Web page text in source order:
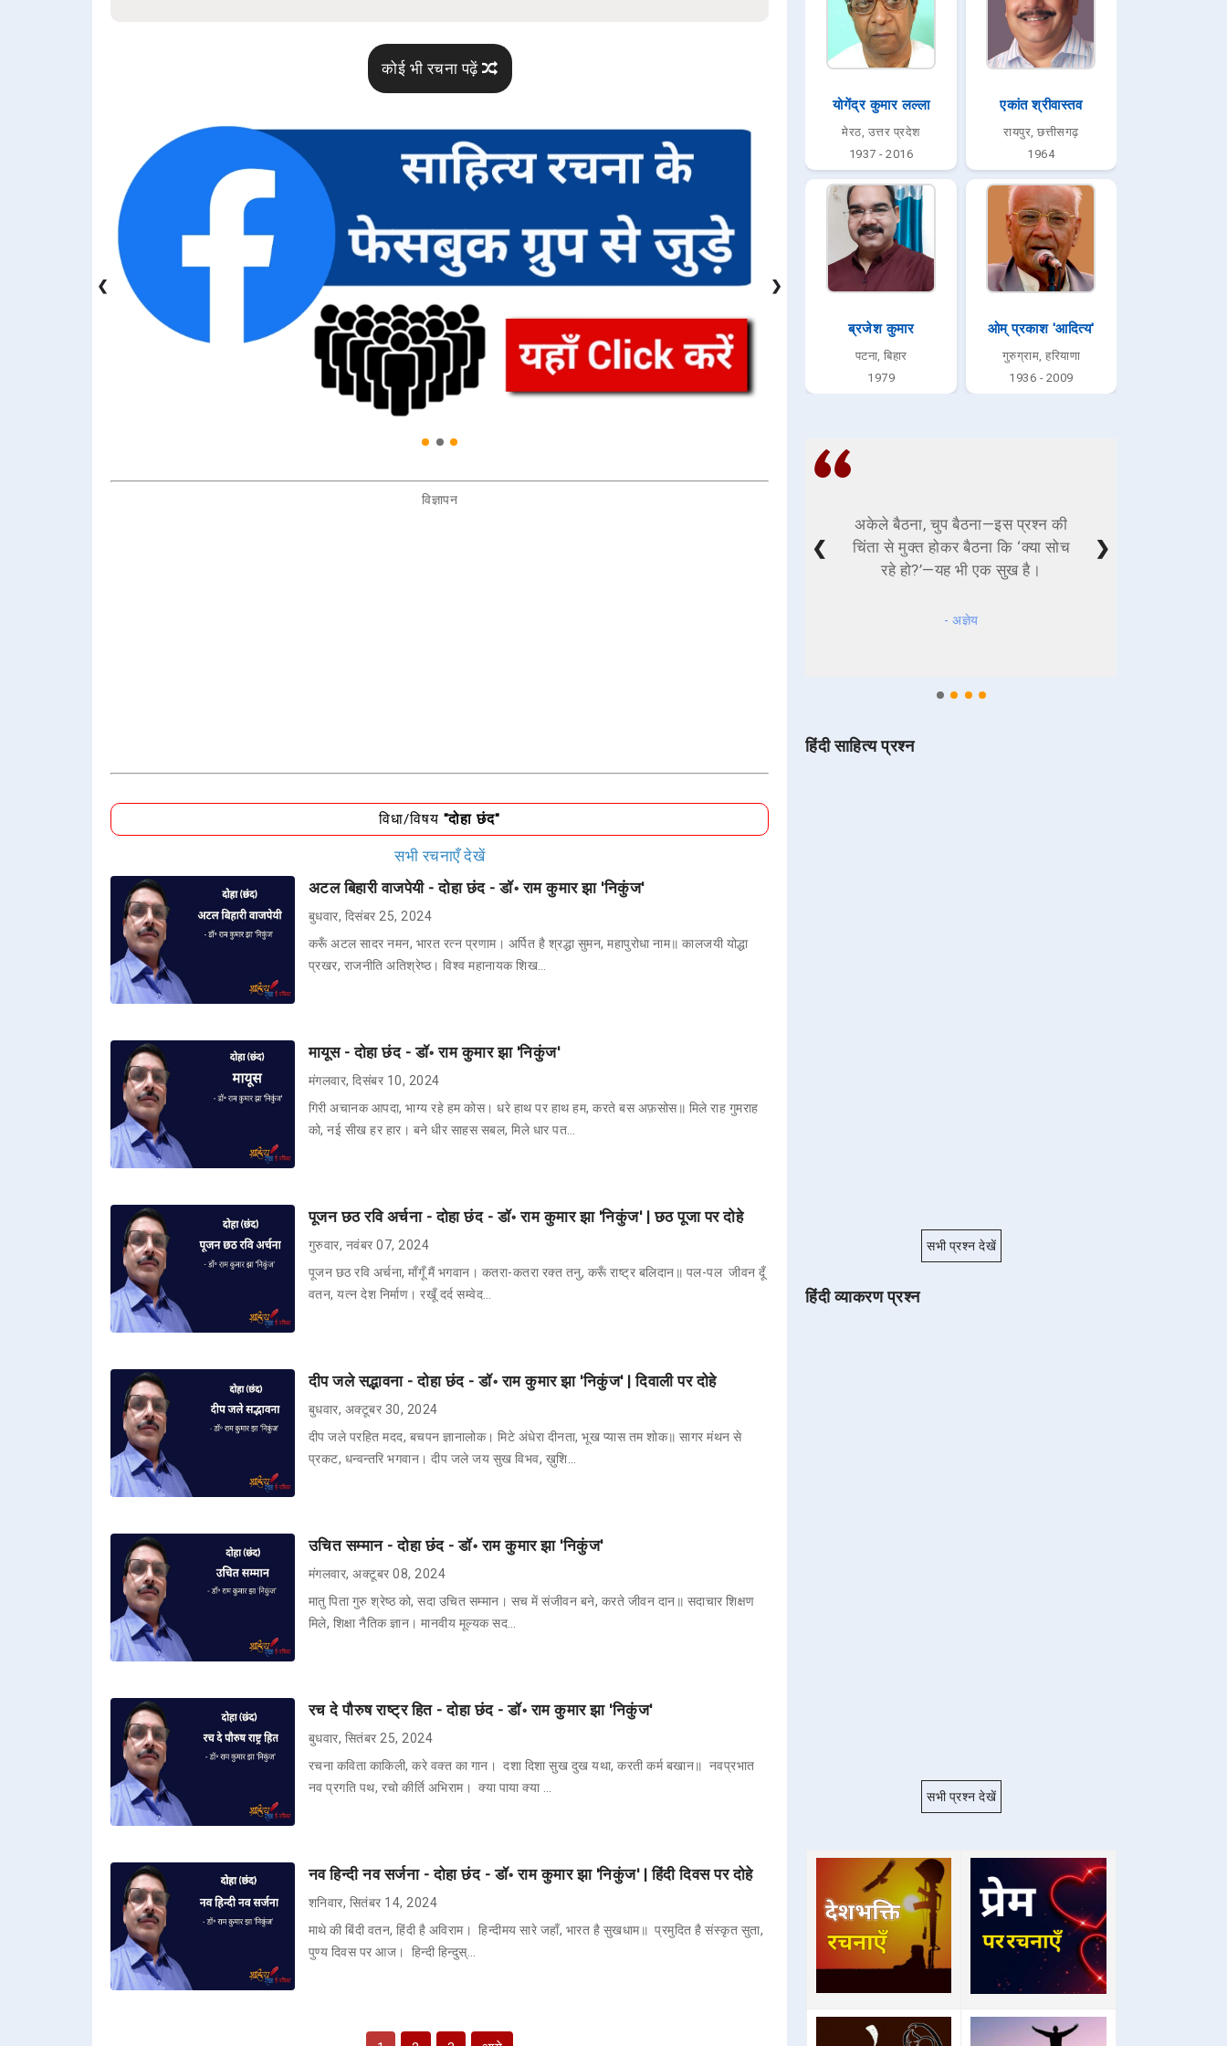
कोई भी रचना पढ़ें
❮ ❯
विज्ञापन
विधा/विषय "दोहा छंद"
सभी रचनाएँ देखें
अटल बिहारी वाजपेयी - दोहा छंद - डॉ॰ राम कुमार झा 'निकुंज'
बुधवार, दिसंबर 25, 2024
करूँ अटल सादर नमन, भारत रत्न प्रणाम। अर्पित है श्रद्धा सुमन, महापुरोधा नाम॥ कालजयी योद्धा
प्रखर, राजनीति अतिश्रेष्ठ। विश्व महानायक शिख…
मायूस - दोहा छंद - डॉ॰ राम कुमार झा 'निकुंज'
मंगलवार, दिसंबर 10, 2024
गिरी अचानक आपदा, भाग्य रहे हम कोस। धरे हाथ पर हाथ हम, करते बस अफ़सोस॥ मिले राह गुमराह
को, नई सीख हर हार। बने धीर साहस सबल, मिले धार पत…
पूजन छठ रवि अर्चना - दोहा छंद - डॉ॰ राम कुमार झा 'निकुंज' | छठ पूजा पर दोहे
गुरुवार, नवंबर 07, 2024
पूजन छठ रवि अर्चना, माँगूँ मैं भगवान। कतरा-कतरा रक्त तनु, करूँ राष्ट्र बलिदान॥ पल-पल जीवन दूँ
वतन, यत्न देश निर्माण। रखूँ दर्द सम्वेद…
दीप जले सद्भावना - दोहा छंद - डॉ॰ राम कुमार झा 'निकुंज' | दिवाली पर दोहे
बुधवार, अक्टूबर 30, 2024
दीप जले परहित मदद, बचपन ज्ञानालोक। मिटे अंधेरा दीनता, भूख प्यास तम शोक॥ सागर मंथन से
प्रकट, धन्वन्तरि भगवान। दीप जले जय सुख विभव, ख़ुशि…
उचित सम्मान - दोहा छंद - डॉ॰ राम कुमार झा 'निकुंज'
मंगलवार, अक्टूबर 08, 2024
मातु पिता गुरु श्रेष्ठ को, सदा उचित सम्मान। सच में संजीवन बने, करते जीवन दान॥ सदाचार शिक्षण
मिले, शिक्षा नैतिक ज्ञान। मानवीय मूल्यक सद…
रच दे पौरुष राष्ट्र हित - दोहा छंद - डॉ॰ राम कुमार झा 'निकुंज'
बुधवार, सितंबर 25, 2024
रचना कविता काकिली, करे वक्त का गान। दशा दिशा सुख दुख यथा, करती कर्म बखान॥ नवप्रभात
नव प्रगति पथ, रचो कीर्ति अभिराम। क्या पाया क्या …
नव हिन्दी नव सर्जना - दोहा छंद - डॉ॰ राम कुमार झा 'निकुंज' | हिंदी दिवस पर दोहे
शनिवार, सितंबर 14, 2024
माथे की बिंदी वतन, हिंदी है अविराम। हिन्दीमय सारे जहाँ, भारत है सुखधाम॥ प्रमुदित है संस्कृत सुता,
पुण्य दिवस पर आज। हिन्दी हिन्दुस्…
योगेंद्र कुमार लल्ला
मेरठ, उत्तर प्रदेश
1937 - 2016
एकांत श्रीवास्तव
रायपुर, छत्तीसगढ़
1964
ब्रजेश कुमार
पटना, बिहार
1979
ओम् प्रकाश 'आदित्य'
गुरुग्राम, हरियाणा
1936 - 2009
अकेले बैठना, चुप बैठना—इस प्रश्न की
चिंता से मुक्त होकर बैठना कि ‘क्या सोच
रहे हो?’—यह भी एक सुख है।
- अज्ञेय
❮ ❯
हिंदी साहित्य प्रश्न
सभी प्रश्न देखें
हिंदी व्याकरण प्रश्न
सभी प्रश्न देखें